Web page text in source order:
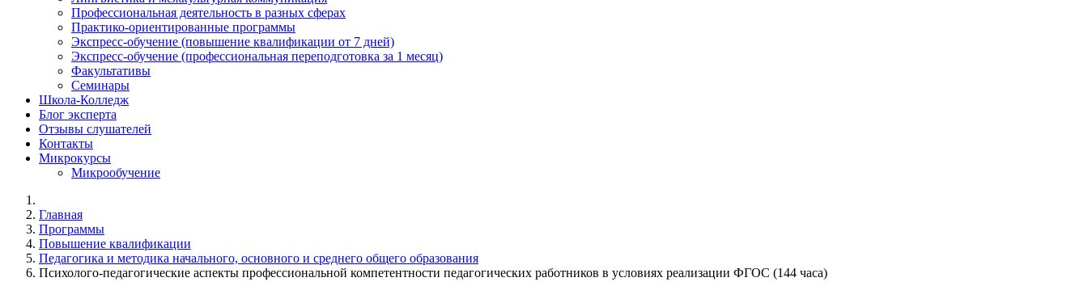
Профессиональная деятельность в разных сферах
Практико-ориентированные программы
Экспресс-обучение (повышение квалификации от 7 дней)
Экспресс-обучение (профессиональная переподготовка за 1 месяц)
Факультативы
Семинары
Школа-Колледж
Блог эксперта
Отзывы слушателей
Контакты
Микрокурсы
Микрообучение
Главная
Программы
Повышение квалификации
Педагогика и методика начального, основного и среднего общего образования
Психолого-педагогические аспекты профессиональной компетентности педагогических работников в условиях реализации ФГОС (144 часа)